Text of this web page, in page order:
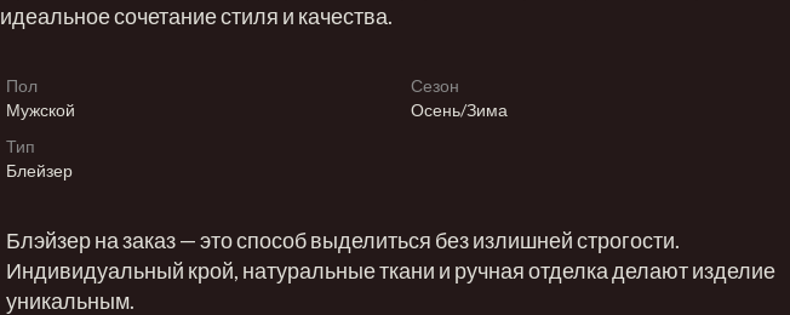
идеальное сочетание стиля и качества.
Пол
Мужской
Сезон
Осень/Зима
Тип
Блейзер
Блэйзер на заказ — это способ выделиться без излишней строгости.
Индивидуальный крой, натуральные ткани и ручная отделка делают изделие
уникальным.